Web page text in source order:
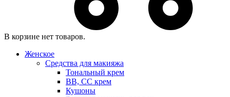
В корзине нет товаров.
Женское
Средства для макияжа
Тональный крем
BB, CC крем
Кушоны